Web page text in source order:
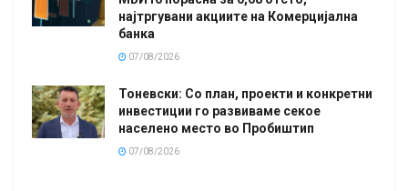
најтргувани акциите на Комерцијална
банка
07/08/2026
Тоневски: Со план, проекти и конкретни
инвестиции го развиваме секое
населено место во Пробиштип
07/08/2026